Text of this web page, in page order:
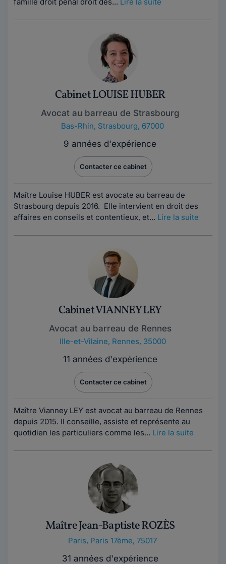
Cabinet LOUISE HUBER
Avocat au barreau de Strasbourg
Bas-Rhin, Strasbourg, 67000
9 années d'expérience
Contacter ce cabinet
Maître Louise HUBER est avocate au barreau de
Strasbourg depuis 2016. Elle intervient en droit des
affaires en conseils et contentieux, et... Lire la suite
Cabinet VIANNEY LEY
Avocat au barreau de Rennes
Ille-et-Vilaine, Rennes, 35000
11 années d'expérience
Contacter ce cabinet
Maître Vianney LEY est avocat au barreau de Rennes
depuis 2015. Il conseille, assiste et représente au
quotidien les particuliers comme les... Lire la suite
Maître Jean-Baptiste ROZÈS
Paris, Paris 17ème, 75017
31 années d'expérience